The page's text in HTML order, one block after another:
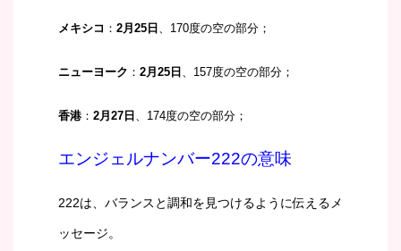
メキシコ ： 2月25日 、170度の空の部分；
ニューヨーク ： 2月25日 、157度の空の部分；
香港 ： 2月27日 、174度の空の部分；
エンジェルナンバー222の意味
222は、バランスと調和を見つけるように伝えるメ
ッセージ。